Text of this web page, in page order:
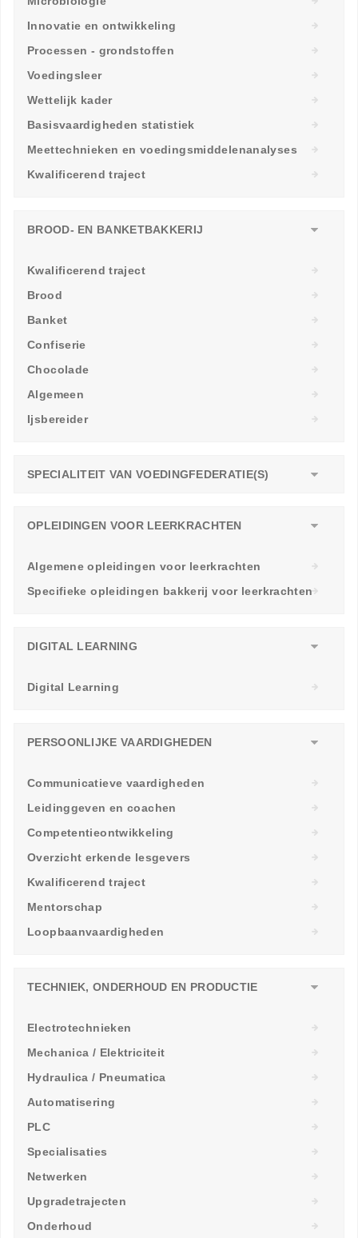
Innovatie en ontwikkeling
Processen - grondstoffen
Voedingsleer
Wettelijk kader
Basisvaardigheden statistiek
Meettechnieken en voedingsmiddelenanalyses
Kwalificerend traject
BROOD- EN BANKETBAKKERIJ
Kwalificerend traject
Brood
Banket
Confiserie
Chocolade
Algemeen
Ijsbereider
SPECIALITEIT VAN VOEDINGFEDERATIE(S)
OPLEIDINGEN VOOR LEERKRACHTEN
Algemene opleidingen voor leerkrachten
Specifieke opleidingen bakkerij voor leerkrachten
DIGITAL LEARNING
Digital Learning
PERSOONLIJKE VAARDIGHEDEN
Communicatieve vaardigheden
Leidinggeven en coachen
Competentieontwikkeling
Overzicht erkende lesgevers
Kwalificerend traject
Mentorschap
Loopbaanvaardigheden
TECHNIEK, ONDERHOUD EN PRODUCTIE
Electrotechnieken
Mechanica / Elektriciteit
Hydraulica / Pneumatica
Automatisering
PLC
Specialisaties
Netwerken
Upgradetrajecten
Onderhoud